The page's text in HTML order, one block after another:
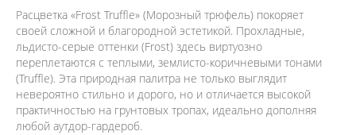
Расцветка «Frost Truffle» (Морозный трюфель) покоряет
своей сложной и благородной эстетикой. Прохладные,
льдисто-серые оттенки (Frost) здесь виртуозно
переплетаются с теплыми, землисто-коричневыми тонами
(Truffle). Эта природная палитра не только выглядит
невероятно стильно и дорого, но и отличается высокой
практичностью на грунтовых тропах, идеально дополняя
любой аутдор-гардероб.